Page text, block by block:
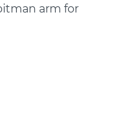
arm for